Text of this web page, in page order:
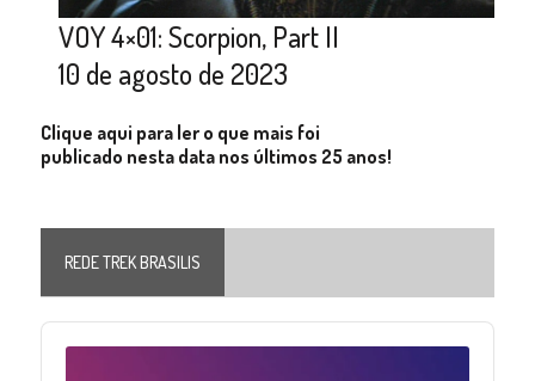
VOY 4×01: Scorpion, Part II
10 de agosto de 2023
Clique aqui para ler o que mais foi
publicado nesta data nos últimos 25 anos!
REDE TREK BRASILIS
Audio
Player